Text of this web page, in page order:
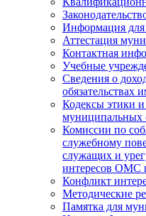
Информация для
Аттестация
Контактная
Учебные
Сведения о
обязательствах
Кодексы этики
муниципальных
Комиссии по
служебному
служащих и
интересов ОМС
Конфликт
Методические
Памятка для